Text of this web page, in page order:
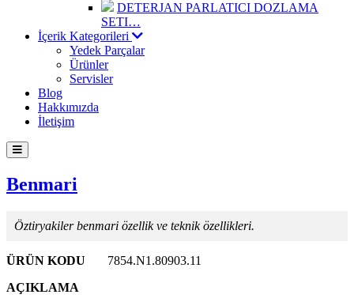
DETERJAN PARLATICI DOZLAMA
SETI…
İçerik Kategorileri
Yedek Parçalar
Ürünler
Servisler
Blog
Hakkımızda
İletişim
Benmari
Öztiryakiler benmari özellik ve teknik özellikleri.
ÜRÜN KODU
7854.N1.80903.11
AÇIKLAMA